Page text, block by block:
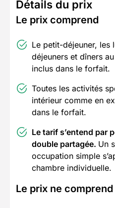
Détails du prix
Le prix comprend
Le petit-déjeuner, les
déjeuners et dîners
inclus dans le forfait.
Toutes les activités
intérieur comme en
dans le forfait.
Le tarif s’entend par
double partagée. Un
occupation simple
chambre individuelle.
Le prix ne comprend